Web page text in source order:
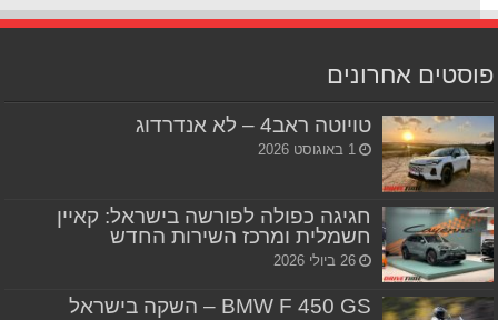
אחרונים
טויוטה ראב4 – לא אנדרדוג
1 באוגוסט 2026
חגיגה כפולה לפורשה בישראל: קאיין
חשמלית ומרכז השירות החדש
26 ביולי 2026
BMW F 450 GS – השקה בישראל